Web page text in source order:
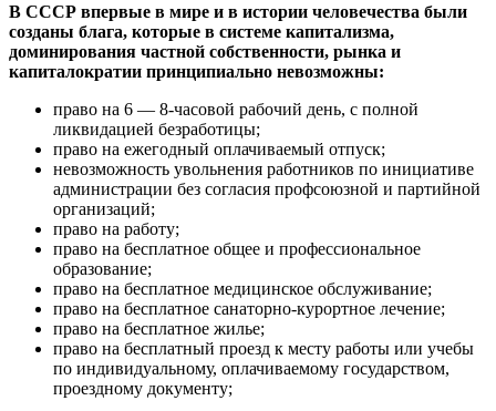
В СССР впервые в мире и в истории человечества были
созданы блага, которые в системе капитализма,
доминирования частной собственности, рынка и
капиталократии принципиально невозможны:
право на 6 — 8-часовой рабочий день, с полной
ликвидацией безработицы;
право на ежегодный оплачиваемый отпуск;
невозможность увольнения работников по инициативе
администрации без согласия профсоюзной и партийной
организаций;
право на работу;
право на бесплатное общее и профессиональное
образование;
право на бесплатное медицинское обслуживание;
право на бесплатное санаторно-курортное лечение;
право на бесплатное жилье;
право на бесплатный проезд к месту работы или учебы
по индивидуальному, оплачиваемому государством,
проездному документу;